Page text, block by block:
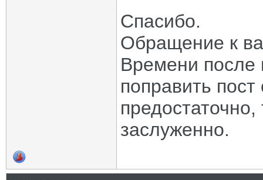
Спасибо.
Обращение к
Времени после
поправить
заслуженно.